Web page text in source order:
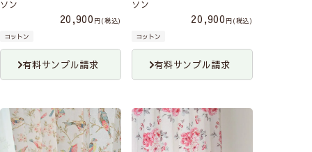
ソン
20,900
税込
コットン
有料サンプル請求
ソン
20,900
税込
コットン
有料サンプル請求